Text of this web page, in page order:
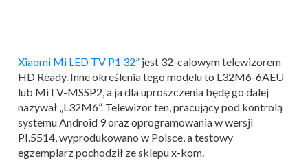
Xiaomi Mi LED TV P1 32” jest 32-calowym telewizorem
HD Ready. Inne określenia tego modelu to L32M6-6AEU
lub MiTV-MSSP2, a ja dla uproszczenia będę go dalej
nazywał „L32M6”. Telewizor ten, pracujący pod kontrolą
systemu Android 9 oraz oprogramowania w wersji
PI.5514, wyprodukowano w Polsce, a testowy
egzemplarz pochodził ze sklepu x-kom.